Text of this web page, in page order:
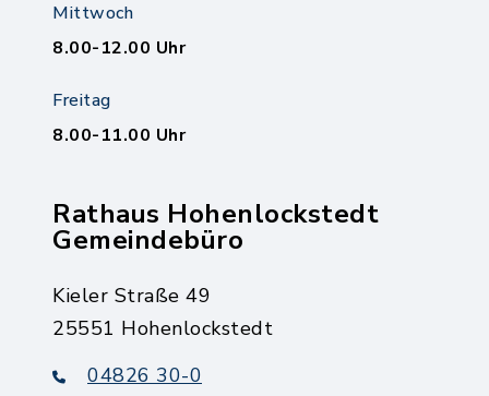
Mittwoch
8.00-12.00 Uhr
Freitag
8.00-11.00 Uhr
Rathaus Hohenlockstedt
Gemeindebüro
Kieler Straße 49
25551 Hohenlockstedt
04826 30-0